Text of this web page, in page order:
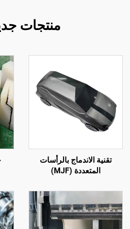
منتجات
تقنية الاندماج بالرأسات
المتعددة (MJF)